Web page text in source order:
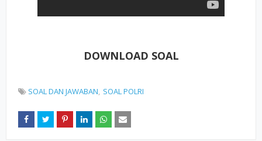
DOWNLOAD SOAL
SOAL DAN JAWABAN SOAL POLRI